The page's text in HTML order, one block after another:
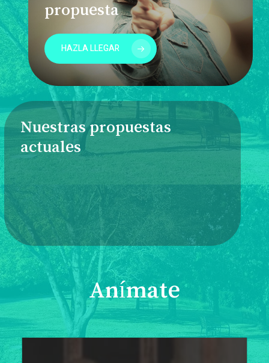
propuesta
HAZLA LLEGAR
Nuestras propuestas
actuales
Anímate